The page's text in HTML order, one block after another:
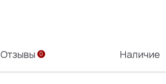
Отзывы 0 Наличие